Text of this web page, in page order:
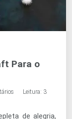
Para o
Leitura: 3
de alegria,